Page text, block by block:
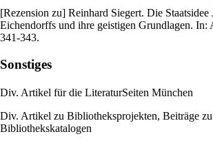
[Rezension zu] Reinhard Siegert. Die Staatsidee
Eichendorffs und ihre geistigen Grundlagen. In:
341-343.
Sonstiges
Div. Artikel für die LiteraturSeiten München
Div. Artikel zu Bibliotheksprojekten, Beiträge
Bibliothekskatalogen